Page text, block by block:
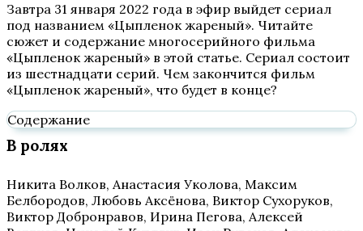
Завтра 31 января 2022 года в эфир выйдет сериал
под названием «Цыпленок жареный». Читайте
сюжет и содержание многосерийного фильма
«Цыпленок жареный» в этой статье. Сериал состоит
из шестнадцати серий. Чем закончится фильм
«Цыпленок жареный», что будет в конце?
Содержание
В ролях
Никита Волков, Анастасия Уколова, Максим
Белбородов, Любовь Аксёнова, Виктор Сухоруков,
Виктор Добронравов, Ирина Пегова, Алексей